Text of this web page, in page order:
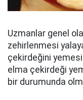
Uzmanlar genel
zehirlenmesi
çekirdeğini
elma çekirdeği
bir durumunda